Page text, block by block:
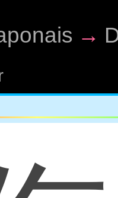
→